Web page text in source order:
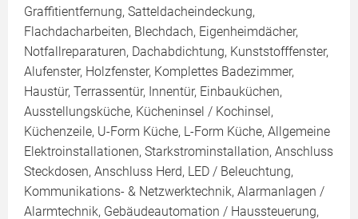
Graffitientfernung, Satteldacheindeckung,
Flachdacharbeiten, Blechdach, Eigenheimdächer,
Notfallreparaturen, Dachabdichtung, Kunststofffenster,
Alufenster, Holzfenster, Komplettes Badezimmer,
Haustür, Terrassentür, Innentür, Einbauküchen,
Ausstellungsküche, Kücheninsel / Kochinsel,
Küchenzeile, U-Form Küche, L-Form Küche, Allgemeine
Elektroinstallationen, Starkstrominstallation, Anschluss
Steckdosen, Anschluss Herd, LED / Beleuchtung,
Kommunikations- & Netzwerktechnik, Alarmanlagen /
Alarmtechnik, Gebäudeautomation / Haussteuerung,